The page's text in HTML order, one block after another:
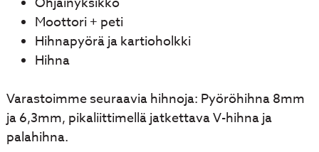
Moottori + peti
Hihnapyörä ja kartioholkki
Hihna
Varastoimme seuraavia hihnoja: Pyöröhihna 8mm
ja 6,3mm, pikaliittimellä jatkettava V-hihna ja
palahihna.